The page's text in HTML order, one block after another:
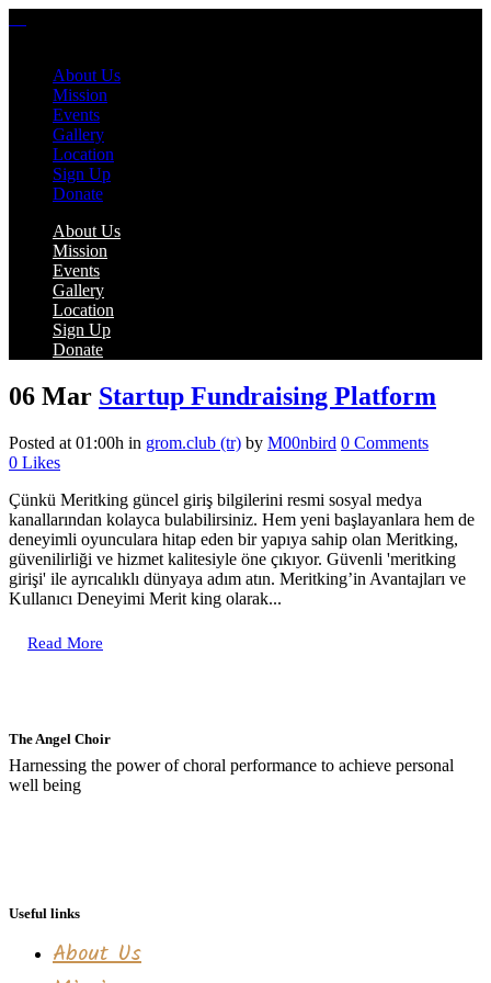
About Us
Mission
Events
Gallery
Location
Sign Up
Donate
About Us
Mission
Events
Gallery
Location
Sign Up
Donate
06 Mar Startup Fundraising Platform
Posted at 01:00h in grom.club (tr) by M00nbird 0 Comments
0 Likes
Çünkü Meritking güncel giriş bilgilerini resmi sosyal medya
kanallarından kolayca bulabilirsiniz. Hem yeni başlayanlara hem de
deneyimli oyunculara hitap eden bir yapıya sahip olan Meritking,
güvenilirliği ve hizmet kalitesiyle öne çıkıyor. Güvenli 'meritking
girişi' ile ayrıcalıklı dünyaya adım atın. Meritking’in Avantajları ve
Kullanıcı Deneyimi Merit king olarak...
Read More
The Angel Choir
Harnessing the power of choral performance to achieve personal
well being
Useful links
About Us